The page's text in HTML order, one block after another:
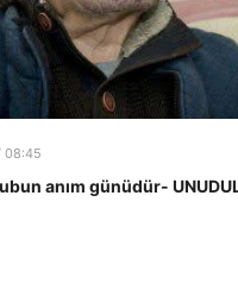
08:45
anım günüdür-